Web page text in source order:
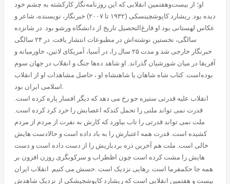
او؛ از بیست‌وهفتمین انقلابی که این روزنامه‌نگار کارکشته به چشم خود
دیده بود. ریشارد کاپوشچینسکی (۱۹۳۲ تا ۲۰۰۷) خبرنگار، نویسنده، شاعر و
عکاس لهستانی بود.او فارغ‌التحصیل تاریخ از دانشگاه ورشو بود. در شانزده
سالگی، نخستین نوشته‌اش در مطبوعات انتشار یافت. در ۲۴ سالگی
خبرنگار خارجی شد و مدت ۲۵ سال را، در آسیا، آمریکای لاتین، خاورمیانه و
آفریقا در میان شورشیان گذراند. او شاهد ده‌ها جنگ و انقلاب در جهان سوم
بوده‌است. کتاب شاه شاهان یا شاهنشاه او ، حاصل مشاهدات او از انقلاب
اسلامی ایران بود.
انقلاب علیه قدرتی ستیزه جو رخ می دهد که دیگر افسار پاره کرده است.
قدرت نمی تواند ملتی را تحمل کندکه اعصابش را خرد کرد کرده است.
ملت نمی تواند قدرتی را تاب بیاورد که کارش به نفرت از مردم از مردم
کشیده است. قدرت همه اعتبارش را به باد داده است و حالادست هایش
خالی است. ملت هم آخرین ذره بردباریش را از دست داده است و دست
هایش را مشت کرده است چون اظطراب و سرکوبگری روزن افزون بر
همه جا حکمفرما است .رهایی نزدیک است .حسش می کنیم. انقلاب ایران
بیست و هفتمین انقلابی است که ریشارد کاپوشجیشکی از نزدیک شاهدش